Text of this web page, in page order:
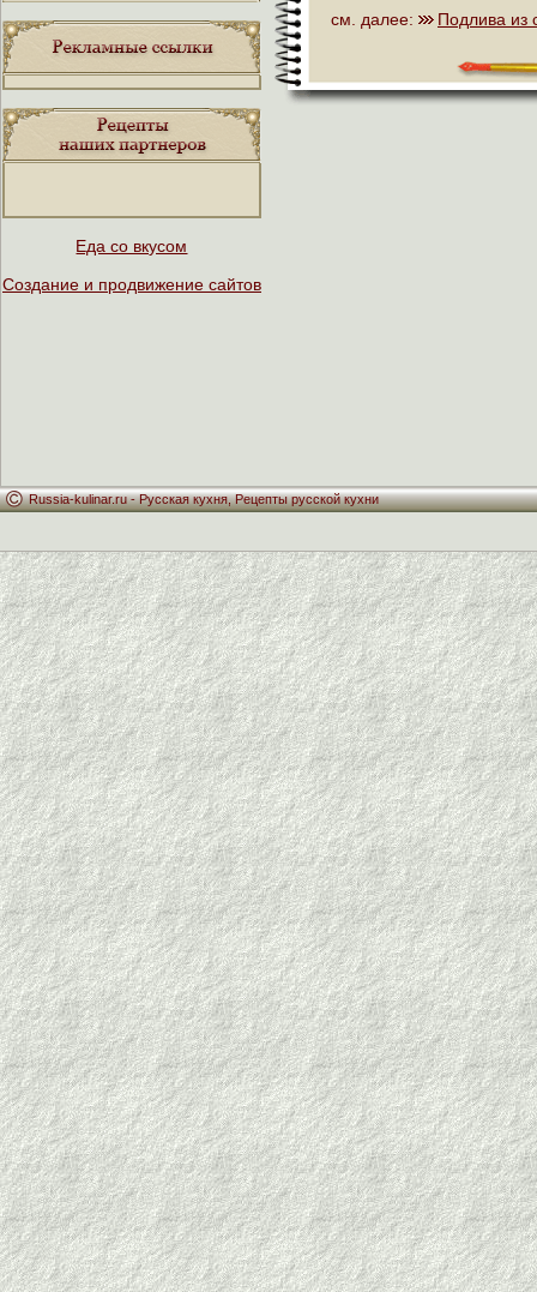
Еда со вкусом
Создание и продвижение сайтов
см. далее: Подлива из
Russia-kulinar.ru -Русская кухня,Рецепты русской кухни